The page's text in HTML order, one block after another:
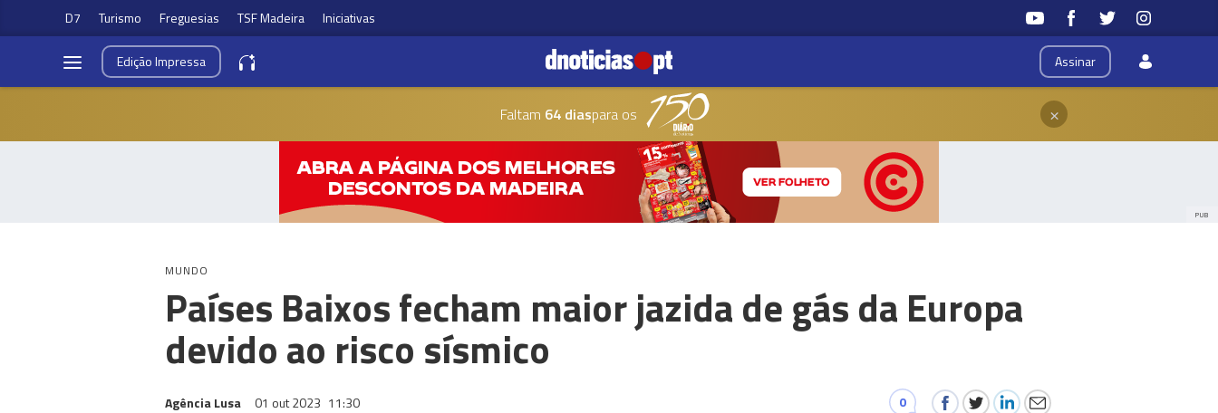
D7 Turismo Freguesias TSF Madeira Iniciativas
Assinar
EdiçãoImpressa
Faltam 64 diaspara os ×
PUB
MUNDO
Países Baixos fecham maior jazida de gás da Europa
devido ao risco sísmico
Agência Lusa 01 out 2023 11:30 0